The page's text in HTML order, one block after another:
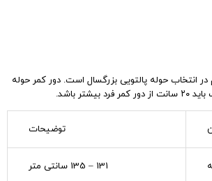
انتخاب حوله پالتویی بزرگسال است. دور کمر حوله
باشد.
توضیحات